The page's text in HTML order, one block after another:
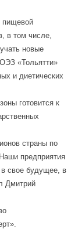
пищевой
в том числе,
новые
«Тольятти»
и диетических
готовится к
страны по
предприятия
в свое будущее, в
Дмитрий